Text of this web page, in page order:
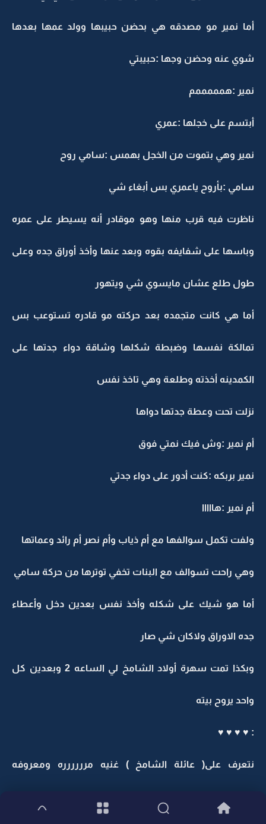
أما نمير مو مصدقه هي بحضن حبيبها وولد عمها بعدها
شوي عنه وحضن وجها :حبيبتي
نمير :همممممم
أبتسم على خجلها :عمري
نمير وهي بتموت من الخجل بهمس :سامي روح
سامي :بأروح ياعمري بس أبغاء شي
ناظرت فيه قرب منها وهو موقادر أنه يسيطر على عمره
وباسها على شفايفه بقوه وبعد عنها وأخذ أوراق جده وعلى
طول طلع عشان مايسوي شي ويتهور
أما هي كانت متجمده بعد حركته مو قادره تستوعب بس
تمالكة نفسها وضبطة شكلها وشاقة دواء جدتها على
الكمدينه أخذته وطلعة وهي تاخذ نفس
نزلت تحت وعطة جدتها دواها
أم نمير :وش فيك نمتي فوق
نمير بربكه :كنت أدور على دواء جدتي
أم نمير :هااااا
ولفت تكمل سوالفها مع أم ذياب وأم نصر أم رائد وعماتها
وهي راحت تسوالف مع البنات تخفي توترها من حركة سامي
أما هو شيك على شكله وأخذ نفس بعدين دخل وأعطاء
جده الاوراق ولاكان شي صار
وبكذا تمت سهرة أولاد الشامخ لي الساعه 2 وبعدين كل
واحد يروح بيته
: ♥ ♥ ♥ ♥
نتعرف على( عائلة الشامخ ) غنيه مرررررره ومعروفه